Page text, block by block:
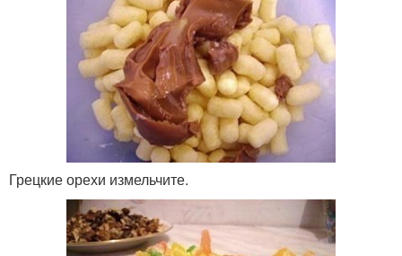
Грецкие орехи измельчите.